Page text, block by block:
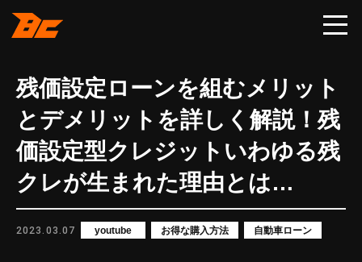
残価設定ローンを組むメリット
とデメリットを詳しく解説！残
価設定型クレジットいわゆる残
クレが生まれた理由とは…
2023.03.07 youtube お得な購入方法 自動車ローン